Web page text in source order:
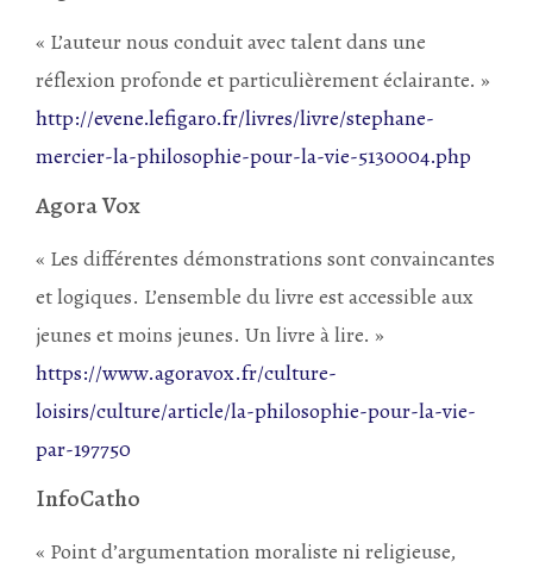
« L’auteur nous conduit avec talent dans une
réflexion profonde et particulièrement éclairante. »
http://evene.lefigaro.fr/livres/livre/stephane-
mercier-la-philosophie-pour-la-vie-5130004.php
Agora Vox
« Les différentes démonstrations sont convaincantes
et logiques. L’ensemble du livre est accessible aux
jeunes et moins jeunes. Un livre à lire. »
https://www.agoravox.fr/culture-
loisirs/culture/article/la-philosophie-pour-la-vie-
par-197750
InfoCatho
« Point d’argumentation moraliste ni religieuse,